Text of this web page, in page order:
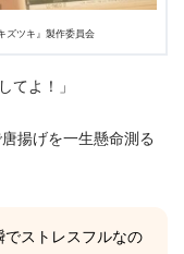
ズツキ』製作委員会
てよ！」
揚げを一生懸命測る
ストレスフルなの